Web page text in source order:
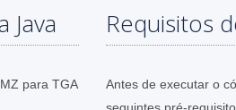
para TGA
Requisitos
Antes de executar o